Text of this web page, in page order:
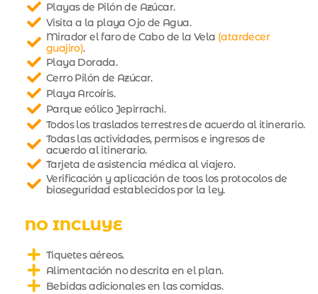
Playas de Pilón de Azúcar.
Visita a la playa Ojo de Agua.
Mirador el faro de Cabo de la Vela (atardecer
guajiro).
Playa Dorada.
Cerro Pilón de Azúcar.
Playa Arcoíris.
Parque eólico Jepirrachi.
Todos los traslados terrestres de acuerdo al itinerario.
Todas las actividades, permisos e ingresos de
acuerdo al itinerario.
Tarjeta de asistencia médica al viajero.
Verificación y aplicación de toos los protocolos de
bioseguridad establecidos por la ley.
NO INCLUYE
Tiquetes aéreos.
Alimentación no descrita en el plan.
Bebidas adicionales en las comidas.